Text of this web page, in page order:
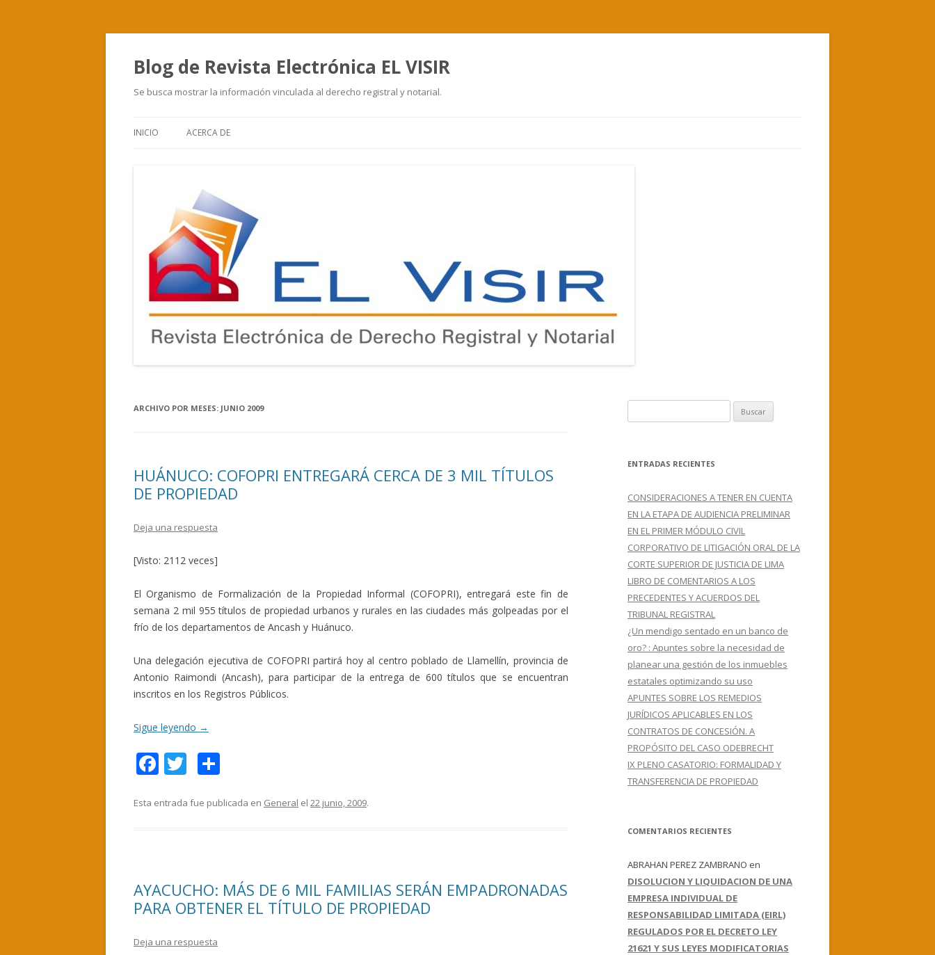
Blog de Revista Electrónica EL VISIR
Se busca mostrar la información vinculada al derecho registral y notarial.
INICIO ACERCA DE
ARCHIVO POR MESES: JUNIO 2009
HUÁNUCO: COFOPRI ENTREGARÁ CERCA DE 3 MIL TÍTULOS
DE PROPIEDAD
Deja una respuesta
[Visto: 2112 veces]
El Organismo de Formalización de la Propiedad Informal (COFOPRI), entregará este fin de
semana 2 mil 955 títulos de propiedad urbanos y rurales en las ciudades más golpeadas por el
frío de los departamentos de Ancash y Huánuco.
Una delegación ejecutiva de COFOPRI partirá hoy al centro poblado de Llamellín, provincia de
Antonio Raimondi (Ancash), para participar de la entrega de 600 títulos que se encuentran
inscritos en los Registros Públicos.
Sigue leyendo →
F
e
k
T
itt m
r
Esta entrada fue publicada en General el 22 junio, 2009.
AYACUCHO: MÁS DE 6 MIL FAMILIAS SERÁN EMPADRONADAS
PARA OBTENER EL TÍTULO DE PROPIEDAD
Deja una respuesta
u
c
r
:
ENTRADAS RECIENTES
CONSIDERACIONES A TENER EN CUENTA
EN LA ETAPA DE AUDIENCIA PRELIMINAR
EN EL PRIMER MÓDULO CIVIL
CORPORATIVO DE LITIGACIÓN ORAL DE LA
CORTE SUPERIOR DE JUSTICIA DE LIMA
LIBRO DE COMENTARIOS A LOS
PRECEDENTES Y ACUERDOS DEL
TRIBUNAL REGISTRAL
¿Un mendigo sentado en un banco de
oro? : Apuntes sobre la necesidad de
planear una gestión de los inmuebles
estatales optimizando su uso
APUNTES SOBRE LOS REMEDIOS
JURÍDICOS APLICABLES EN LOS
CONTRATOS DE CONCESIÓN. A
PROPÓSITO DEL CASO ODEBRECHT
IX PLENO CASATORIO: FORMALIDAD Y
TRANSFERENCIA DE PROPIEDAD
COMENTARIOS RECIENTES
ABRAHAN PEREZ ZAMBRANO en
DISOLUCION Y LIQUIDACION DE UNA
EMPRESA INDIVIDUAL DE
RESPONSABILIDAD LIMITADA (EIRL)
REGULADOS POR EL DECRETO LEY
21621 Y SUS LEYES MODIFICATORIAS